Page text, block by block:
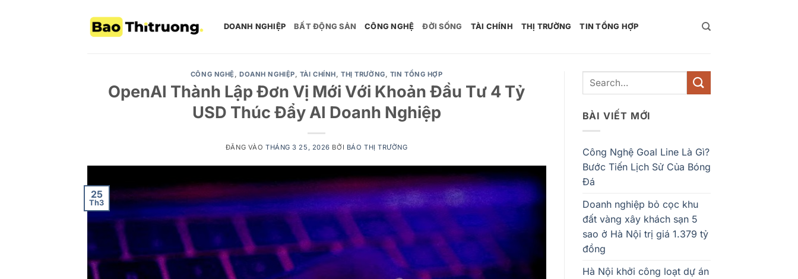
DOANH NGHIỆP BẤT ĐỘNG SẢN CÔNG NGHỆ ĐỜI SỐNG TÀI CHÍNH THỊ TRƯỜNG TIN TỔNG HỢP
CÔNG NGHỆ,DOANH NGHIỆP, TÀI CHÍNH,THỊ TRƯỜNG, TIN TỔNG HỢP
OpenAI Thành Lập Đơn Vị Mới Với Khoản Đầu Tư 4 Tỷ
USD Thúc Đẩy AI Doanh Nghiệp
ĐĂNG VÀO THÁNG 3 25, 2026 BỞI BÁO THỊ TRƯỜNG
25
Th3
BÀI VIẾT MỚI
Công Nghệ Goal Line Là Gì?
Bước Tiến Lịch Sử Của Bóng
Đá
Doanh nghiệp bỏ cọc khu
đất vàng xây khách sạn 5
sao ở Hà Nội trị giá 1.379 tỷ
đồng
Hà Nội khởi công loạt dự án